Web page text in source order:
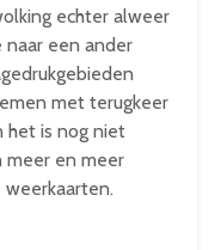
echter alweer
een ander
met terugkeer
het is nog niet
meer en meer